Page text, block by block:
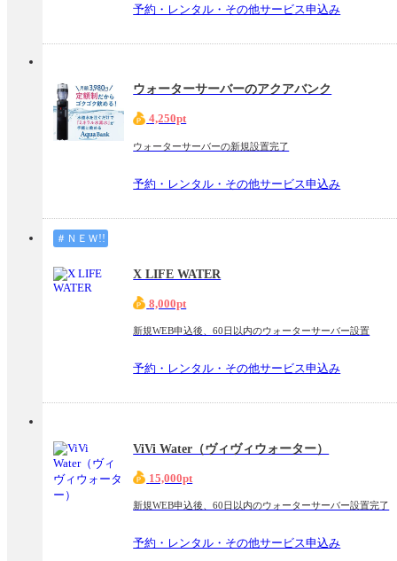
予約・レンタル・その他サービス申込み
ウォーターサーバーのアクアバンク
4,250pt
ウォーターサーバーの新規設置完了
予約・レンタル・その他サービス申込み
＃ＮＥＷ!!
X LIFE WATER
8,000pt
新規WEB申込後、60日以内のウォーターサーバー設置
予約・レンタル・その他サービス申込み
ViVi Water（ヴィヴィウォーター）
15,000pt
新規WEB申込後、60日以内のウォーターサーバー設置完了
予約・レンタル・その他サービス申込み